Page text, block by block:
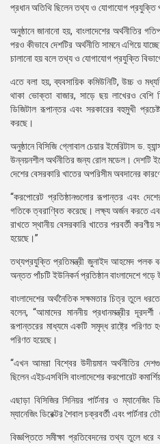
প্রধান অতিথি ছিলেন তথ্য ও যোগাযোগ প্রযুক্তি
অনুষ্ঠানে জানানো হয়, বাংলাদেশের অর্থনীতির
পরও কীভাবে দেশটির অর্থনীতি সামনে এগিয়ে
চালানো হয় বলে তথ্য ও যোগাযোগ প্রযুক্তি
এতে বলা হয়, ব্যবসায়িক কমিউনিটি, উচ্চ ও
থাকা ভোক্তা বাজার, সাড়ে ছয় লাখেরও বেশি
ডিজিটাল রূপান্তর এবং সরকারের বহুমুখী
করছে।
অনুষ্ঠানে বিসিজি গ্লোবাল চেয়ার ইমেরিটাস ড.
উন্নয়নশীল অর্থনীতির জন্য রোল মডেল। দেশটি
দেশের বেসরকারি খাতের অপরিসীম অবদানের
“করপোরেট প্রতিষ্ঠানগুলোর রূপান্তর এবং
গতিকে ত্বরাণ্বিত করেছে। লক্ষ্য অর্জন করতে
রাখতে স্থানীয় বেসরকারি খাতের পরবর্তী
হয়েছে।”
তথ্যপ্রযুক্তি প্রতিমন্ত্রী জুনাইদ আহমেদ পলক
অন্তত পাঁচটি ইউনিকর্ন প্রতিষ্ঠান বাংলাদেশে গড়ে
বাংলাদেশের অর্থনৈতিক সক্ষমতার চিত্র তুলে
বলেন, “আমাদের মাননীয় প্রধানমন্ত্রীর
রূপান্তরের মাধ্যমে একটি সমৃদ্ধ রাষ্ট্রে
পরিণত হয়েছে।
“এখন আমরা বিশ্বের উদীয়মান অর্থনীতির
ছিলেন এইচএসবিসি বাংলাদেশের করপোরেট
এছাড়া বিসিজির সিনিয়র পার্টনার ও ম্যানেজিং
ম্যানেজিং ডিরেক্টর শৈবাল চক্রবর্তী এবং
বিজ্ঞপ্তিতে সমীক্ষা প্রতিবেদনের তথ্য তুলে